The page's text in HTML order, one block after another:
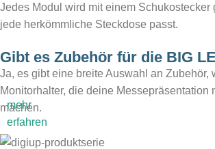
Jedes Modul wird mit einem Schukostecker
jede herkömmliche Steckdose passt.
Gibt es Zubehör für die BIG
Ja, es gibt eine breite Auswahl an Zubehör,
Monitorhalter, die deine Messepräsentation
machen.
mehr
erfahren